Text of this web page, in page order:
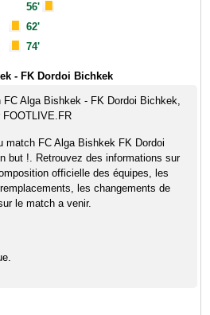
56'
62'
74'
- FK Dordoi Bichkek
Alga Bishkek - FK Dordoi Bichkek,
FOOTLIVE.FR
match FC Alga Bishkek FK Dordoi
but !. Retrouvez des informations sur
officielle des équipes, les
les changements de
le match a venir.